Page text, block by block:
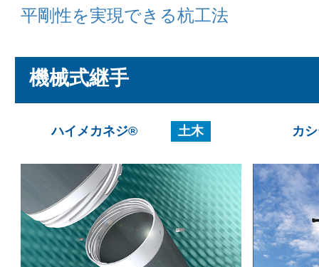
平剛性を実現できる杭工法
機械式継手
ハイメカネジ® 土木 カ